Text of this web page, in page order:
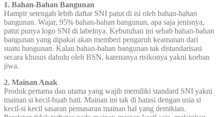
1. Bahan-Bahan Bangunan
Hampir setengah lebih daftar SNI patut di isi oleh bahan-bahan
bangunan. Wajar, 95% bahan-bahan bangunan, apa saja jenisnya,
patut punya logo SNI di labelnya. Kebutuhan ini sebab bahan-bahan
bangunan yang dipakai akan memberi pengaruh keamanan dari
suatu bangunan. Kalau bahan-bahan bangunan tak distandarisasi
secara khusus dahulu oleh BSN, karenanya risikonya yakni korban
jiwa.
2. Mainan Anak
Produk pertama dan utama yang wajib memiliki standard SNI yakni
mainan si kecil-buah hati. Mainan ini tak di batasi dengan usia si
kecil-si kecil sasaran pemasaran mainan hal yang demikian.